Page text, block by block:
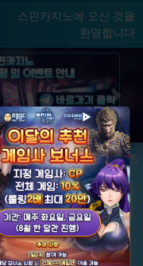
스핀카지노에 오신 것을
환영합니다
Next
★ 국내 최초,